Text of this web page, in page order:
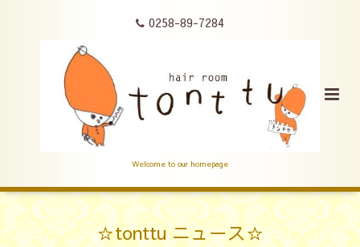
0258-89-7284
Welcome to our homepage
☆tonttu ニュース☆